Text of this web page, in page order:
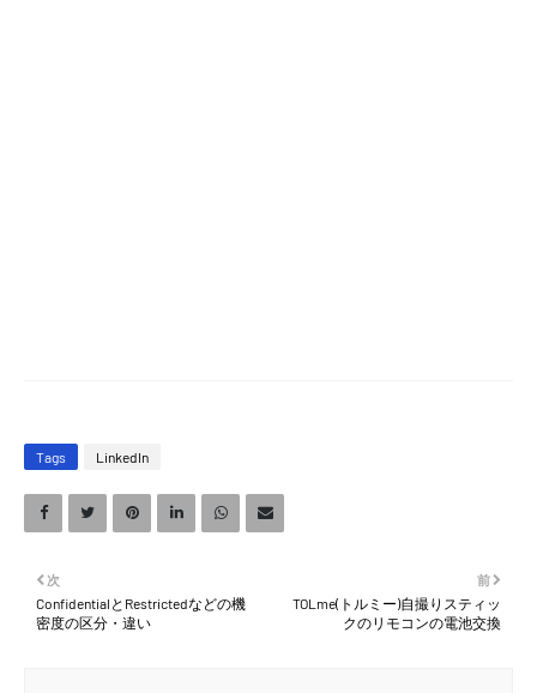
Tags LinkedIn
前
TOLme(トルミー)自撮りスティッ
クのリモコンの電池交換
次
ConfidentialとRestrictedなどの機
密度の区分・違い